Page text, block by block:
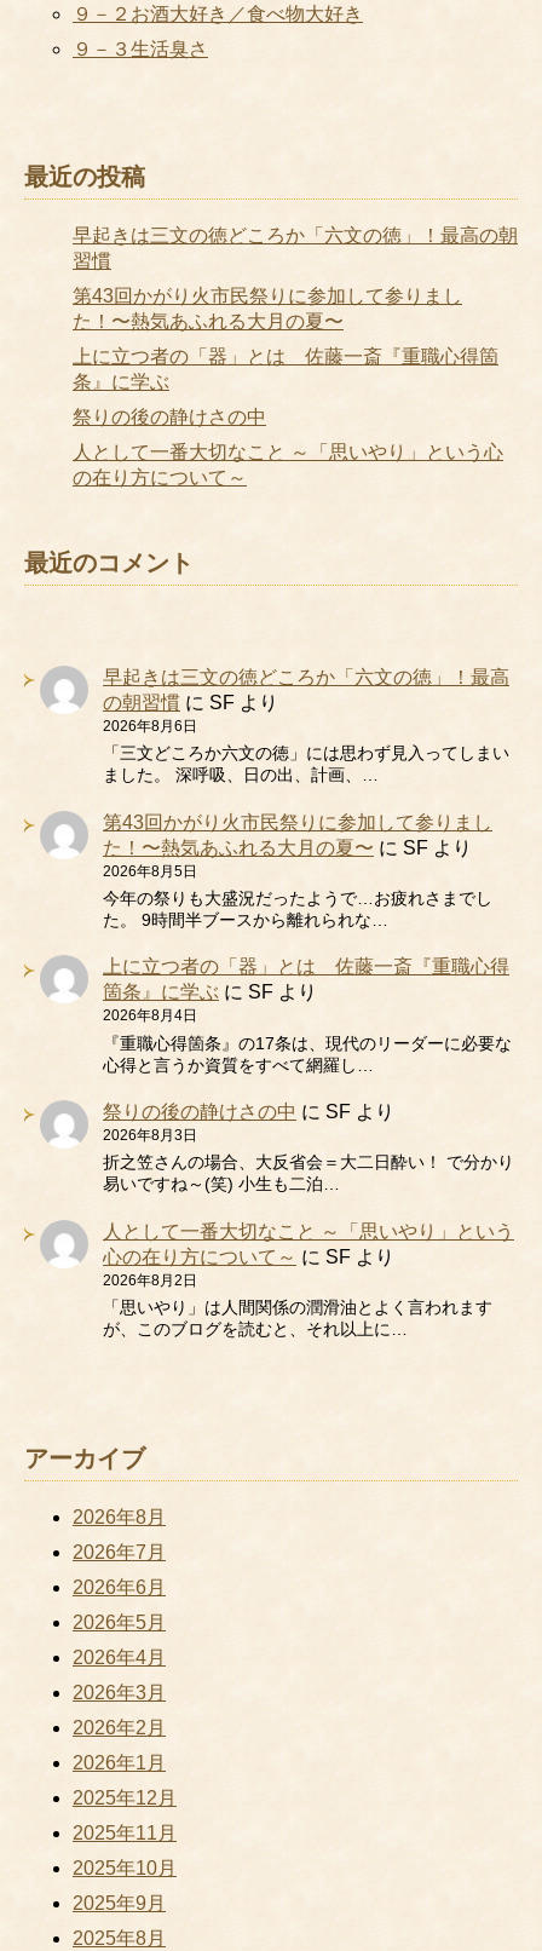
９－２お酒大好き／食べ物大好き
９－３生活臭さ
最近の投稿
早起きは三文の徳どころか「六文の徳」！最高の朝
習慣
第43回かがり火市民祭りに参加して参りまし
た！〜熱気あふれる大月の夏〜
上に立つ者の「器」とは 佐藤一斎『重職心得箇
条』に学ぶ
祭りの後の静けさの中
人として一番大切なこと ～「思いやり」という心
の在り方について～
最近のコメント
早起きは三文の徳どころか「六文の徳」！最高
の朝習慣 に SF より
2026年8月6日
「三文どころか六文の徳」には思わず見入ってしまい
ました。 深呼吸、日の出、計画、…
第43回かがり火市民祭りに参加して参りまし
た！〜熱気あふれる大月の夏〜 に SF より
2026年8月5日
今年の祭りも大盛況だったようで…お疲れさまでし
た。 9時間半ブースから離れられな…
上に立つ者の「器」とは 佐藤一斎『重職心得
箇条』に学ぶ に SF より
2026年8月4日
『重職心得箇条』の17条は、現代のリーダーに必要な
心得と言うか資質をすべて網羅し…
祭りの後の静けさの中 に SF より
2026年8月3日
折之笠さんの場合、大反省会＝大二日酔い！ で分かり
易いですね～(笑) 小生も二泊…
人として一番大切なこと ～「思いやり」という
心の在り方について～ に SF より
2026年8月2日
「思いやり」は人間関係の潤滑油とよく言われます
が、このブログを読むと、それ以上に…
アーカイブ
2026年8月
2026年7月
2026年6月
2026年5月
2026年4月
2026年3月
2026年2月
2026年1月
2025年12月
2025年11月
2025年10月
2025年9月
2025年8月